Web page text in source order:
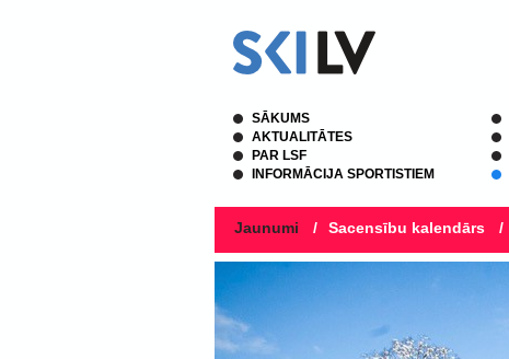
SĀKUMS
AKTUALITĀTES
PAR LSF
INFORMĀCIJA SPORTISTIEM
Jaunumi / Sacensību kalendārs /